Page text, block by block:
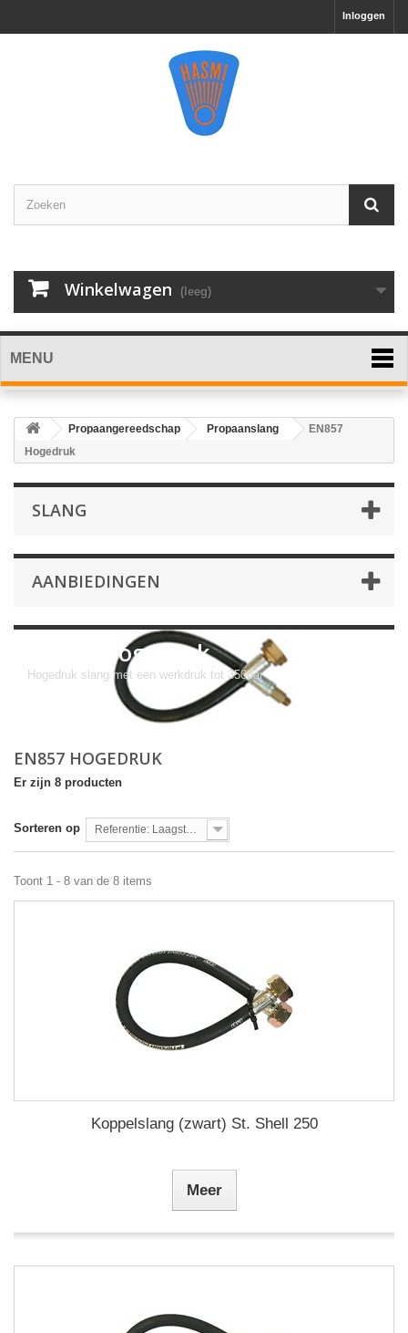
Inloggen
Winkelwagen (leeg)
MENU
Propaangereedschap Propaanslang
EN857
Hogedruk
SLANG
AANBIEDINGEN
EN857 Hogedruk
Hogedruk slang met een werkdruk tot 350bar
EN857 HOGEDRUK
Er zijn 8 producten
Sorteren op Referentie: Laagste eerst
Toont 1 - 8 van de 8 items
Koppelslang (zwart) St. Shell 250
Meer